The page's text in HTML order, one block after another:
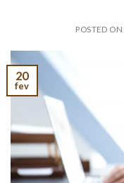
POSTED ON
20
fev